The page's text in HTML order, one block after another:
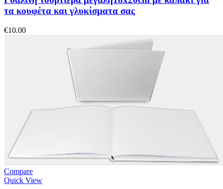
τα κουφέτα και γλυκίσματα σας
€10.00
Compare
Quick View